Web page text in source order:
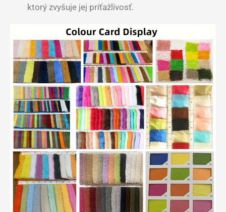
ktorý zvyšuje jej príťažlivosť.